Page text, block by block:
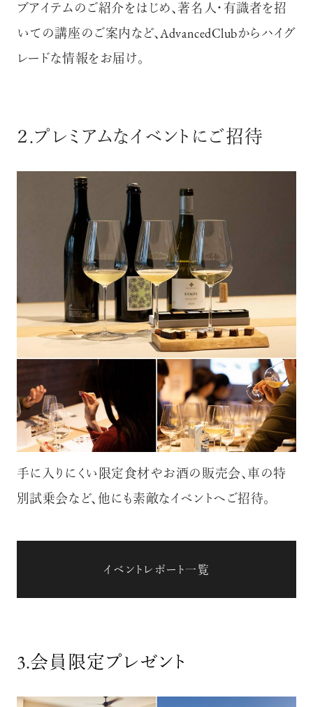
ブアイテムのご紹介をはじめ、著名人・有識者を招
いての講座のご案内など、AdvancedClubからハイグ
レードな情報をお届け。
２.プレミアムなイベントにご招待
手に入りにくい限定食材やお酒の販売会、車の特
別試乗会など、他にも素敵なイベントへご招待。
イベントレポート一覧
3.会員限定プレゼント